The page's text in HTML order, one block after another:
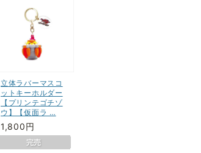
立体ラバーマスコ
ットキーホルダー
【プリンテゴチゾ
ウ】【仮面ラ …
1,800円